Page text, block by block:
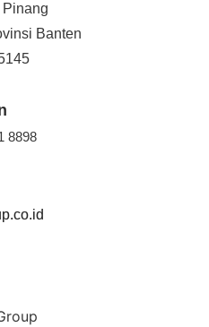
Pinang
Banten
8898